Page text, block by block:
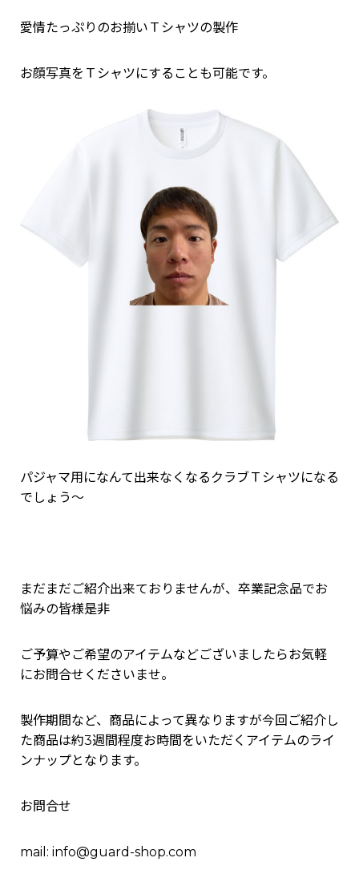
愛情たっぷりのお揃いＴシャツの製作
お顔写真をＴシャツにすることも可能です。
パジャマ用になんて出来なくなるクラブＴシャツになる
でしょう～
まだまだご紹介出来ておりませんが、卒業記念品でお
悩みの皆様是非
ご予算やご希望のアイテムなどございましたらお気軽
にお問合せくださいませ。
製作期間など、商品によって異なりますが今回ご紹介し
た商品は約3週間程度お時間をいただくアイテムのライ
ンナップとなります。
お問合せ
mail: info@guard-shop.com